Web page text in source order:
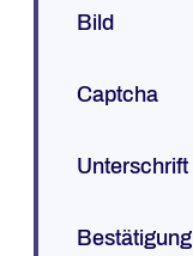
Bild
Captcha
Unterschrift
Bestätigung